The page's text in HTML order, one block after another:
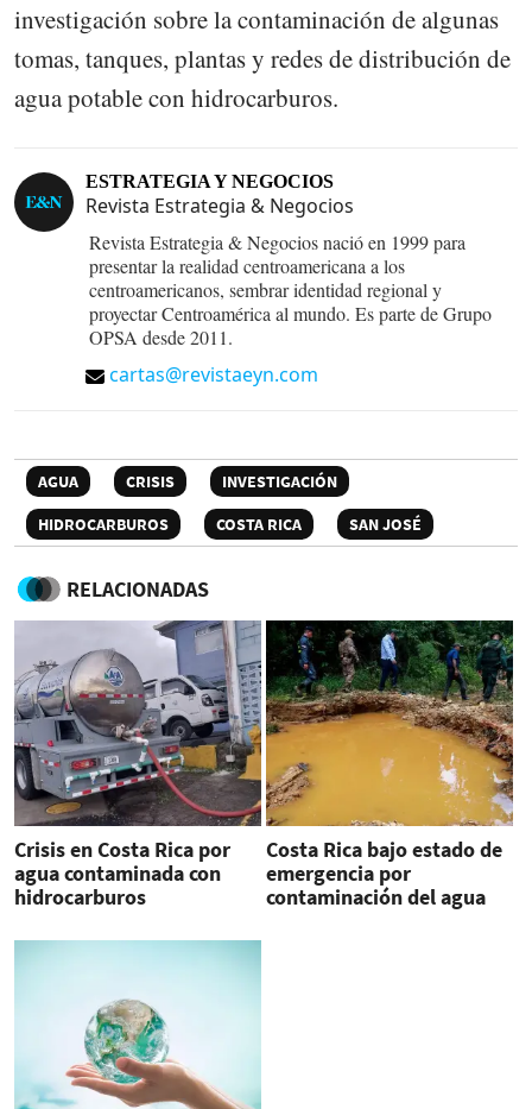
investigación sobre la contaminación de algunas
tomas, tanques, plantas y redes de distribución de
agua potable con hidrocarburos.
ESTRATEGIA Y NEGOCIOS
Revista Estrategia & Negocios
Revista Estrategia & Negocios nació en 1999 para
presentar la realidad centroamericana a los
centroamericanos, sembrar identidad regional y
proyectar Centroamérica al mundo. Es parte de Grupo
OPSA desde 2011.
cartas@revistaeyn.com
AGUA CRISIS
INVESTIGACIÓN
HIDROCARBUROS
COSTA RICA SAN JOSÉ
RELACIONADAS
Crisis en Costa Rica por
agua contaminada con
hidrocarburos
Costa Rica bajo estado de
emergencia por
contaminación del agua